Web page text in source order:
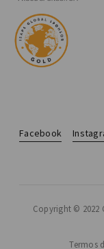
Facebook
Copyright © 2022
Termos